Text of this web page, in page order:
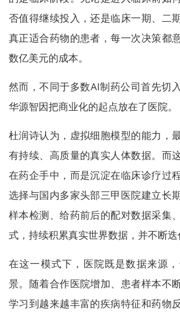
否值得继续投入，还是临床一期、二
真正适合药物的患者，每一次决策都
数亿美元的成本。
然而，不同于多数AI制药公司首先切
华源智因把商业化的起点放在了医院。
杜润诗认为，虚拟细胞模型的能力，
有持续、高质量的真实人体数据。而
在药企手中，而是沉淀在临床诊疗过
选择与国内多家头部三甲医院建立长
样本检测、给药前后的配对数据采集
式，持续积累真实世界数据，并不断迭
在这一模式下，医院既是数据来源
景。随着合作医院增加、患者样本不
学习到越来越丰富的疾病特征和药物